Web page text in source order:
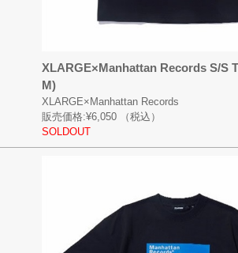
XLARGE×Manhattan Records S/S
M)
XLARGE×Manhattan Records
販売価格:¥6,050
（税込）
SOLDOUT